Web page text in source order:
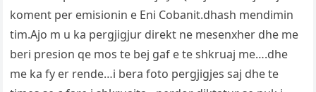
koment per emisionin e Eni Cobanit.dhash mendimin
tim.Ajo m u ka pergjigjur direkt ne mesenxher dhe me
beri presion qe mos te bej gaf e te shkruaj me….dhe
me ka fy er rende…i bera foto pergjigjes saj dhe te